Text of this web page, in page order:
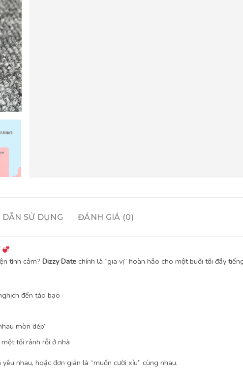
DẪN SỬ DỤNG ĐÁNH GIÁ (0)
tình cảm? Dizzy Date chính là “gia vị” hoàn hảo cho một buổi tối đầy
đến táo bạo
mòn dép”
tối rảnh rỗi ở nhà
nhau, hoặc đơn giản là “muốn cười xỉu” cùng nhau.